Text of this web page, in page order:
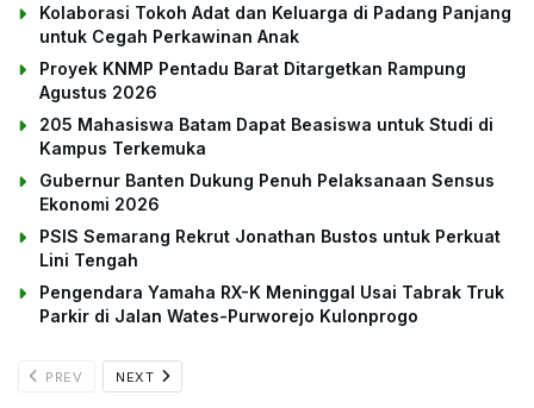
Kolaborasi Tokoh Adat dan Keluarga di Padang Panjang
untuk Cegah Perkawinan Anak
Proyek KNMP Pentadu Barat Ditargetkan Rampung
Agustus 2026
205 Mahasiswa Batam Dapat Beasiswa untuk Studi di
Kampus Terkemuka
Gubernur Banten Dukung Penuh Pelaksanaan Sensus
Ekonomi 2026
PSIS Semarang Rekrut Jonathan Bustos untuk Perkuat
Lini Tengah
Pengendara Yamaha RX-K Meninggal Usai Tabrak Truk
Parkir di Jalan Wates-Purworejo Kulonprogo
PREV NEXT